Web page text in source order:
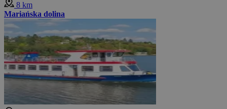
8 km
Mariańska dolina